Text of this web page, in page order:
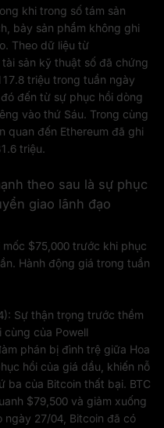
khi trong số tám sản
bảy sản phẩm không ghi
Theo dữ liệu từ
sản kỹ thuật số đã chứng
triệu trong tuần ngày
đến từ sự phục hồi dòng
vào thứ Sáu. Trong cùng
quan đến Ethereum đã ghi
triệu.
theo sau là sự phục
giao lãnh đạo
$75,000 trước khi phục
Hành động giá trong tuần
Sự thận trọng trước thềm
cùng của Powell
phán bị đình trệ giữa Hoa
hồi của giá dầu, khiến nỗ
ba của Bitcoin thất bại. BTC
$79,500 và giảm xuống
ngày 27/04, Bitcoin đã có